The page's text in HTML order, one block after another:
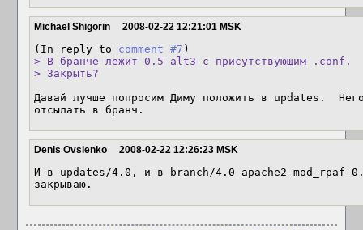
Michael Shigorin 2008-02-22 12:21:01 MSK
(In reply to comment #7
> В бранче лежит 0.5-alt3 с присутствующим .conf.
> Закрыть?
Давай лучше попросим Диму положить в updates.
отсылать в бранч.
Denis Ovsienko 2008-02-22 12:26:23 MSK
И в updates/4.0, и в branch/4.0 apache2-mod_rpaf-
закрываю.